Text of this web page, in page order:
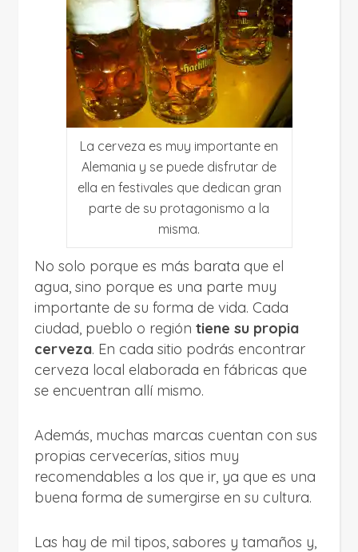
La cerveza es muy importante en
Alemania y se puede disfrutar de
ella en festivales que dedican gran
parte de su protagonismo a la
misma.
No solo porque es más barata que el
agua, sino porque es una parte muy
importante de su forma de vida. Cada
ciudad, pueblo o región tiene su propia
cerveza. En cada sitio podrás encontrar
cerveza local elaborada en fábricas que
se encuentran allí mismo.
Además, muchas marcas cuentan con sus
propias cervecerías, sitios muy
recomendables a los que ir, ya que es una
buena forma de sumergirse en su cultura.
Las hay de mil tipos, sabores y tamaños y,